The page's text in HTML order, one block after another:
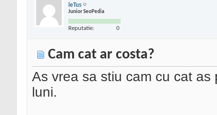
leTus
Junior SeoPedia
Reputatie: 0
Cam cat ar costa?
As vrea sa stiu cam cu cat
luni.